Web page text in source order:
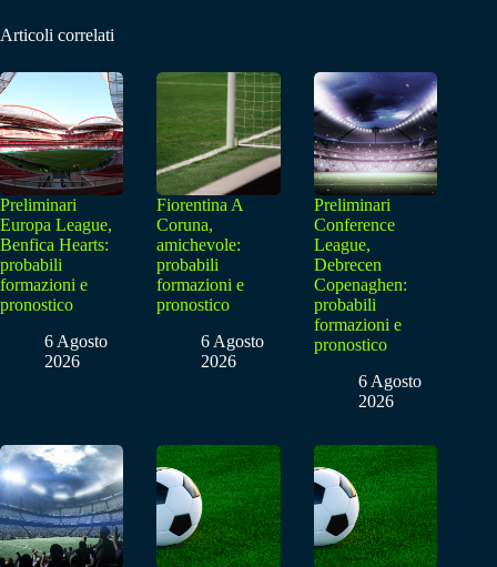
Articoli correlati
Preliminari
Europa League,
Benfica Hearts:
probabili
formazioni e
pronostico
6 Agosto
2026
Fiorentina A
Coruna,
amichevole:
probabili
formazioni e
pronostico
6 Agosto
2026
Preliminari
Conference
League,
Debrecen
Copenaghen:
probabili
formazioni e
pronostico
6 Agosto
2026